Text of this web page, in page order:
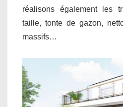
réalisons également les
taille, tonte de gazon,
massifs…